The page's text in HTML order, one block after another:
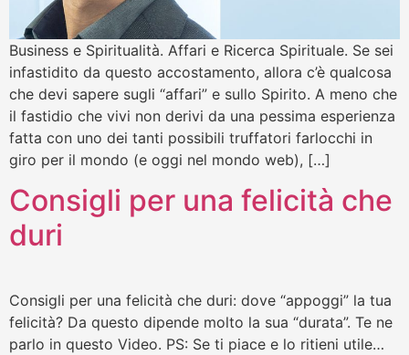
Business e Spiritualità. Affari e Ricerca Spirituale. Se sei
infastidito da questo accostamento, allora c’è qualcosa
che devi sapere sugli “affari” e sullo Spirito. A meno che
il fastidio che vivi non derivi da una pessima esperienza
fatta con uno dei tanti possibili truffatori farlocchi in
giro per il mondo (e oggi nel mondo web), […]
Consigli per una felicità che
duri
Consigli per una felicità che duri: dove “appoggi” la tua
felicità? Da questo dipende molto la sua “durata”. Te ne
parlo in questo Video. PS: Se ti piace e lo ritieni utile…